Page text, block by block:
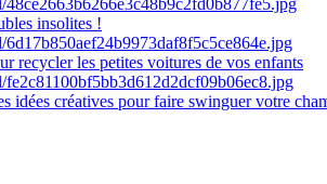
insolites !
recycler les petites voitures de vos enfants
idées créatives pour faire swinguer votre